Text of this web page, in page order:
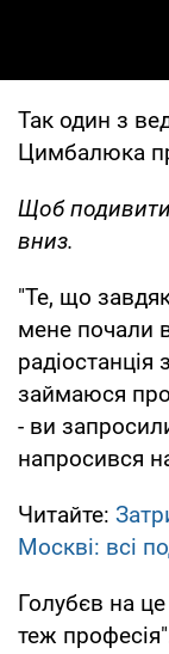
Так один з
Цимбалюка
Щоб
вниз.
"Те, що
мене почали
радіостанція
займаюся
- ви
напросився
Читайте:
Москві: всі
Голубєв на
теж